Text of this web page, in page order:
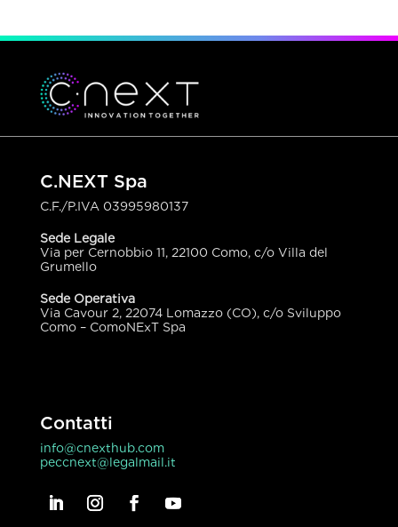
C.NEXT Spa
C.F./P.IVA 03995980137
Sede Legale
Via per Cernobbio 11, 22100 Como, c/o Villa del
Grumello
Sede Operativa
Via Cavour 2, 22074 Lomazzo (CO), c/o Sviluppo
Como – ComoNExT Spa
Contatti
info@cnexthub.com
peccnext@legalmail.it